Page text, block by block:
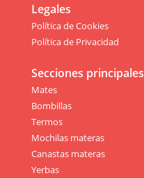
Legales
Política de Cookies
Política de Privacidad
Secciones principales
Mates
Bombillas
Termos
Mochilas materas
Canastas materas
Yerbas